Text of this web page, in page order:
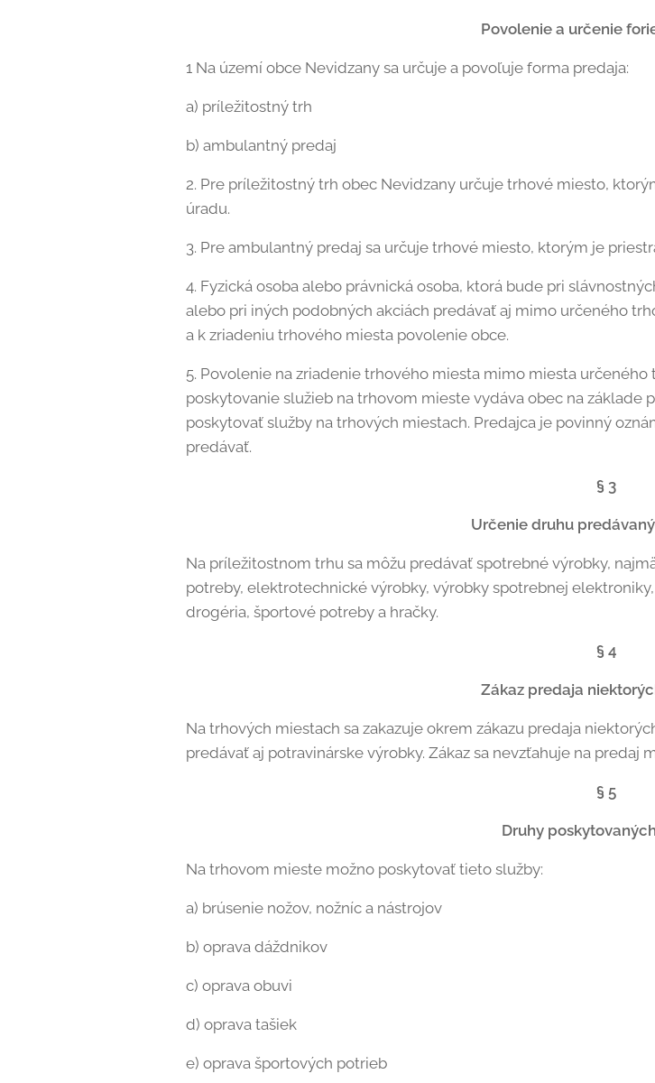
Povolenie a určenie
1 Na území obce Nevidzany sa určuje a povoľuje forma predaja:
a) príležitostný trh
b) ambulantný predaj
2. Pre príležitostný trh obec Nevidzany určuje trhové miesto,
úradu.
3. Pre ambulantný predaj sa určuje trhové miesto, ktorým je
4. Fyzická osoba alebo právnická osoba, ktorá bude pri
alebo pri iných podobných akciách predávať aj mimo určeného
a k zriadeniu trhového miesta povolenie obce.
5. Povolenie na zriadenie trhového miesta mimo miesta
poskytovanie služieb na trhovom mieste vydáva obec na základe
poskytovať služby na trhových miestach. Predajca je povinný
predávať.
§ 3
Určenie druhu
Na príležitostnom trhu sa môžu predávať spotrebné výrobky,
potreby, elektrotechnické výrobky, výrobky spotrebnej
drogéria, športové potreby a hračky.
§ 4
Zákaz predaja
Na trhových miestach sa zakazuje okrem zákazu predaja
predávať aj potravinárske výrobky. Zákaz sa nevzťahuje na predaj
§ 5
Druhy
Na trhovom mieste možno poskytovať tieto služby:
a) brúsenie nožov, nožníc a nástrojov
b) oprava dáždnikov
c) oprava obuvi
d) oprava tašiek
e) oprava športových potrieb